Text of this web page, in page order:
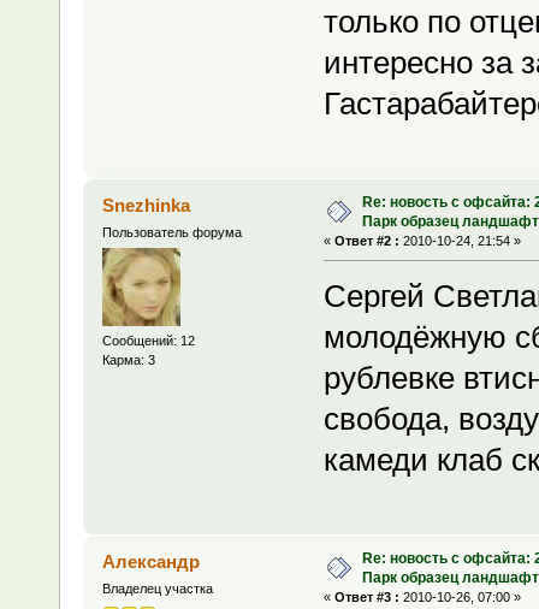
только по
интересно за
Snezhinka
Пользователь форума
Сообщений: 12
Карма: 3
Re: новость с
Парк образец
« Ответ #2 : 2010-10-24, 21:54 »
Сергей
молодёжную
рублевке
свобода,
камеди клаб
Александр
Владелец участка
Re: новость с
Парк образец
« Ответ #3 : 2010-10-26, 07:00 »